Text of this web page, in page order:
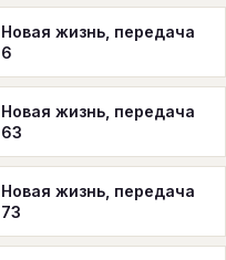
Новая жизнь, передача
6
Новая жизнь, передача
63
Новая жизнь, передача
73